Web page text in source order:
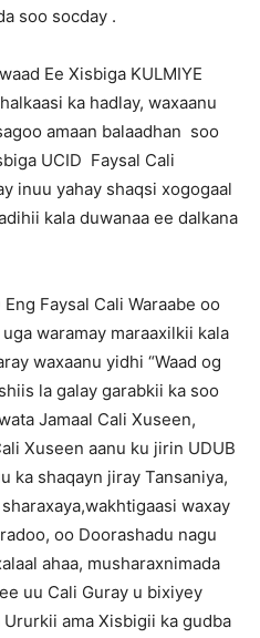
soo socday .
Ee Xisbiga KULMIYE
ka hadlay, waxaanu
amaan balaadhan soo
UCID Faysal Cali
inuu yahay shaqsi xogogaal
kala duwanaa ee dalkana
Faysal Cali Waraabe oo
waramay maraaxilkii kala
waxaanu yidhi “Waad og
la galay garabkii ka soo
Jamaal Cali Xuseen,
Xuseen aanu ku jirin UDUB
ka shaqayn jiray Tansaniya,
waxay
oo Doorashadu nagu
ahaa, musharaxnimada
uu Cali Guray u bixiyey
ama Xisbigii ka gudba